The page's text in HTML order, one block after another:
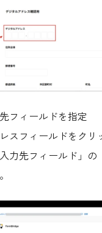
フィールドを指定
スフィールドをクリ
力先フィールド」の